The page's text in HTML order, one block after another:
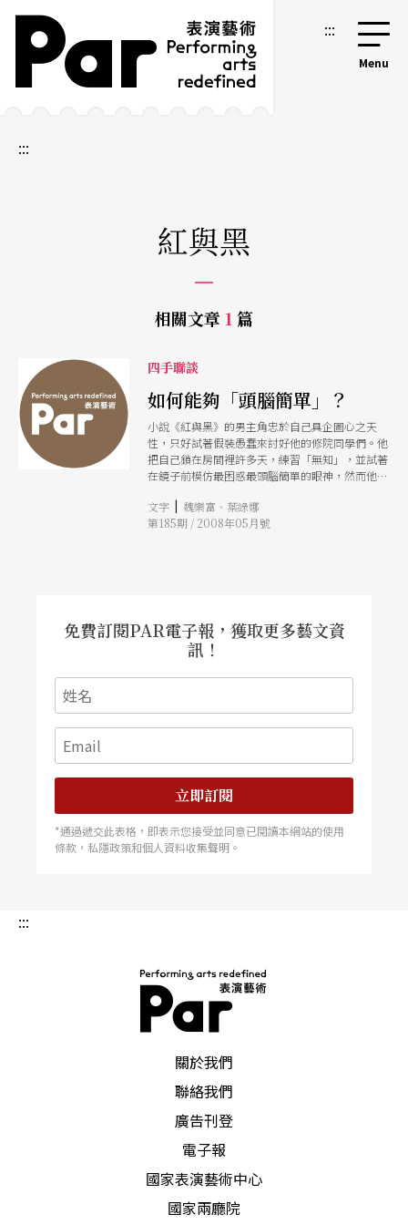
跳到主要內容區塊
網站導覽 :::
:::
紅與黑
相關文章 1 篇
四手聯談
如何能夠「頭腦簡單」？
小說《紅與黑》的男主角忠於自己具企圖心之天
性，只好試著假裝愚蠢來討好他的修院同學們。他
把自己鎖在房間裡許多天，練習「無知」，並試著
在鏡子前模仿最困惑最頭腦簡單的眼神，然而他很
是卻無法模仿單純頭腦的簡單表情。
文字 | 魏樂富、葉綠娜
第185期 / 2008年05月號
免費訂閱PAR電子報，獲取更多藝文資
訊！
立即訂閱
*通過遞交此表格，即表示您接受並同意已閱讀本網站的使用
條款，私隱政策和個人資料收集聲明。
:::
關於我們
聯絡我們
廣告刊登
電子報
國家表演藝術中心
國家兩廳院